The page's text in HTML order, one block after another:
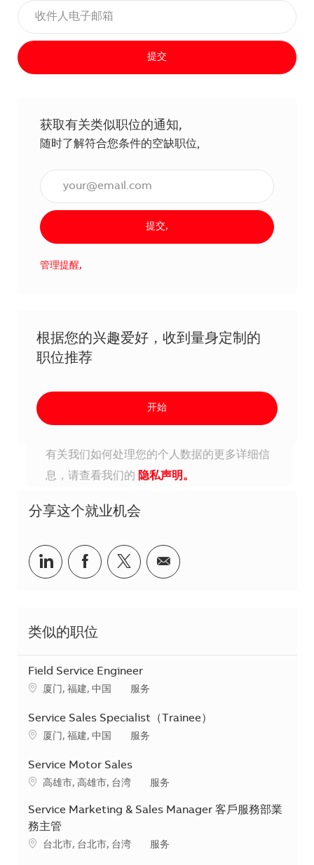
提交
获取有关类似职位的通知,
随时了解符合您条件的空缺职位,
提交,
管理提醒,
根据您的兴趣爱好，收到量身定制的
职位推荐
开始
有关我们如何处理您的个人数据的更多详细信
息，请查看我们的 隐私声明。
分享这个就业机会
分享到Linkedin
分享到Facebook
分享到Twitter
分享到电子邮件
类似的职位
Field Service Engineer
地点厦门, 福建, 中国 类别
服务
Service Sales Specialist（Trainee）
地点厦门, 福建, 中国 类别
服务
Service Motor Sales
地点高雄市, 高雄市, 台湾 类别
服务
Service Marketing & Sales Manager 客戶服務部業
務主管
地点台北市, 台北市, 台湾 类别
服务